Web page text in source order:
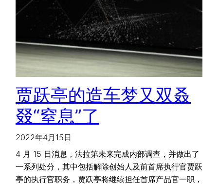
贾跃亭的造车梦又双叒
叕“窒息”了
2022年4月15日
4 月 15 日消息，法拉第未来完成内部调查，并做出了
一系列处分，其中包括解除创始人及前首席执行官贾跃
亭的执行官职务，贾跃亭将继续担任首席产品官一职，